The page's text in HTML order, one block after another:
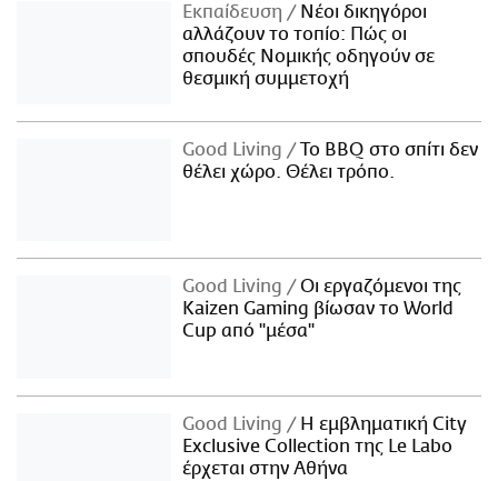
Εκπαίδευση
Νέοι δικηγόροι
αλλάζουν το τοπίο: Πώς οι
σπουδές Νομικής οδηγούν σε
θεσμική συμμετοχή
Good Living
Το BBQ στο σπίτι δεν
θέλει χώρο. Θέλει τρόπο.
Good Living
Οι εργαζόμενοι της
Kaizen Gaming βίωσαν το World
Cup από "μέσα"
Good Living
Η εμβληματική City
Exclusive Collection της Le Labo
έρχεται στην Αθήνα